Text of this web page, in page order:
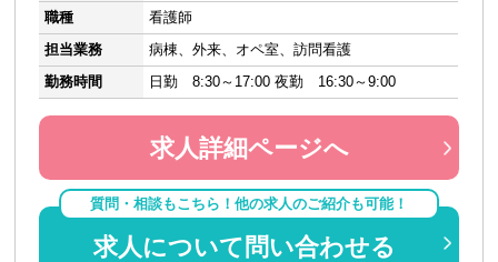
職種
看護師
担当業務
病棟、外来、オペ室、訪問看護
勤務時間
日勤 8:30～17:00 夜勤 16:30～9:00
求人詳細ページへ
質問・相談もこちら！他の求人のご紹介も可能！
求人について問い合わせる